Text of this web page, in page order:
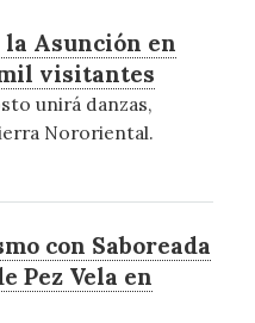
Asunción en
visitantes
unirá danzas,
Nororiental.
con Saboreada
Pez Vela en